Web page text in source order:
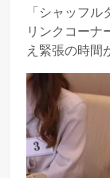
「シャッフ
リンクコーナ
え緊張の時間